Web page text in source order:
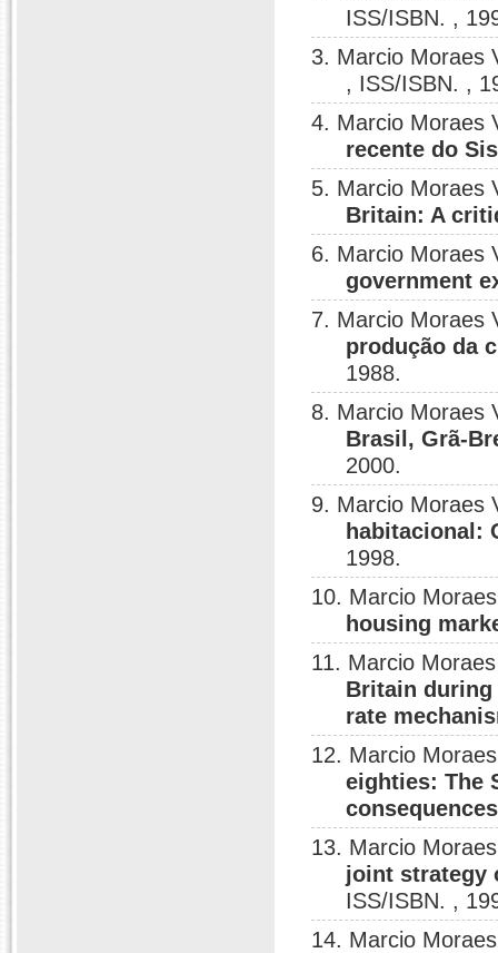
ISS/ISBN. ,
3. Marcio Moraes
, ISS/ISBN. ,
4. Marcio Moraes
recente do
5. Marcio Moraes
Britain: A
6. Marcio Moraes
government
7. Marcio Moraes
produção da
1988.
8. Marcio Moraes
Brasil, Grã-
2000.
9. Marcio Moraes
habitacional:
1998.
10. Marcio
housing
11. Marcio
Britain during
rate
12. Marcio
eighties: The
13. Marcio
joint strategy
ISS/ISBN. ,
14. Marcio